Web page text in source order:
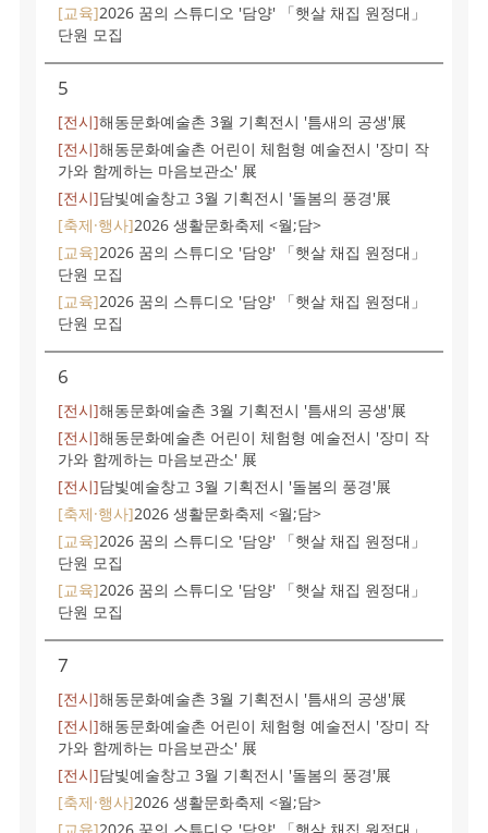
[교육]2026 꿈의 스튜디오 '담양' 「햇살 채집 원정대」
단원 모집
5
[전시]해동문화예술촌 3월 기획전시 '틈새의 공생'展
[전시]해동문화예술촌 어린이 체험형 예술전시 '장미 작
가와 함께하는 마음보관소' 展
[전시]담빛예술창고 3월 기획전시 '돌봄의 풍경'展
[축제·행사]2026 생활문화축제 <월;담>
[교육]2026 꿈의 스튜디오 '담양' 「햇살 채집 원정대」
단원 모집
[교육]2026 꿈의 스튜디오 '담양' 「햇살 채집 원정대」
단원 모집
6
[전시]해동문화예술촌 3월 기획전시 '틈새의 공생'展
[전시]해동문화예술촌 어린이 체험형 예술전시 '장미 작
가와 함께하는 마음보관소' 展
[전시]담빛예술창고 3월 기획전시 '돌봄의 풍경'展
[축제·행사]2026 생활문화축제 <월;담>
[교육]2026 꿈의 스튜디오 '담양' 「햇살 채집 원정대」
단원 모집
[교육]2026 꿈의 스튜디오 '담양' 「햇살 채집 원정대」
단원 모집
7
[전시]해동문화예술촌 3월 기획전시 '틈새의 공생'展
[전시]해동문화예술촌 어린이 체험형 예술전시 '장미 작
가와 함께하는 마음보관소' 展
[전시]담빛예술창고 3월 기획전시 '돌봄의 풍경'展
[축제·행사]2026 생활문화축제 <월;담>